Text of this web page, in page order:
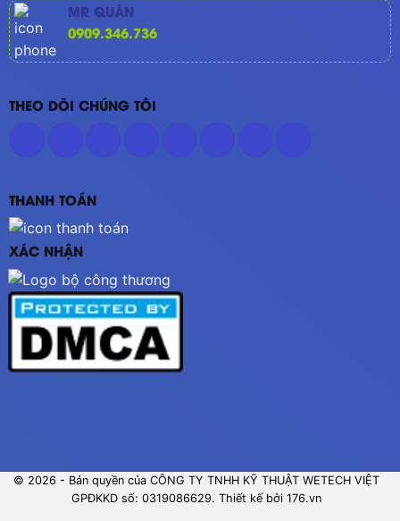
MR QUÂN
0909.346.736
THEO DÕI CHÚNG TÔI
THANH TOÁN
XÁC NHẬN
© 2026 - Bản quyền của CÔNG TY TNHH KỸ THUẬT WETECH VIỆT
GPĐKKD số: 0319086629. Thiết kế bởi 176.vn